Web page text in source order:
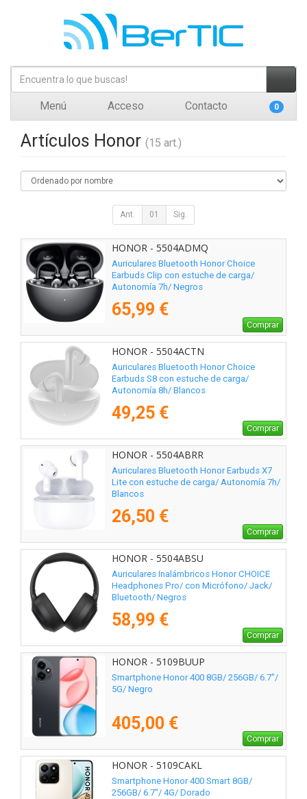
Menú Acceso Contacto 0
Artículos Honor (15 art.)
Ant. 01 Sig.
HONOR - 5504ADMQ
Auriculares Bluetooth Honor Choice
Earbuds Clip con estuche de carga/
Autonomía 7h/ Negros
65,99 €
Comprar
HONOR - 5504ACTN
Auriculares Bluetooth Honor Choice
Earbuds S8 con estuche de carga/
Autonomía 8h/ Blancos
49,25 €
Comprar
HONOR - 5504ABRR
Auriculares Bluetooth Honor Earbuds X7
Lite con estuche de carga/ Autonomía 7h/
Blancos
26,50 €
Comprar
HONOR - 5504ABSU
Auriculares Inalámbricos Honor CHOICE
Headphones Pro/ con Micrófono/ Jack/
Bluetooth/ Negros
58,99 €
Comprar
HONOR - 5109BUUP
Smartphone Honor 400 8GB/ 256GB/ 6.7"/
5G/ Negro
405,00 €
Comprar
HONOR - 5109CAKL
Smartphone Honor 400 Smart 8GB/
256GB/ 6.7"/ 4G/ Dorado